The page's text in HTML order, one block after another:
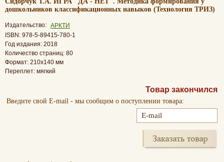
дошкольников классификационных навыков (Технология ТРИЗ)
Издательство: АРКТИ
ISBN: 978-5-89415-780-1
Год издания: 2018
Количество страниц: 80
Формат: 210x140 мм
Переплет: мягкий
Товар закончился
Введите свой E-mail - мы сообщим о поступлении товара: